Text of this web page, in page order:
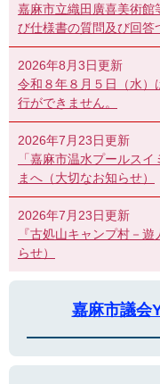
嘉麻市立織田廣喜美術館
び仕様書の質問及び回答
2026年8月3日更新
令和８年８月５日（水）
行ができません。
2026年7月23日更新
「嘉麻市温水プールス
まへ（大切なお知らせ）
2026年7月23日更新
『古処山キャンプ村－
らせ）
嘉麻市議会